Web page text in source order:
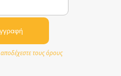
αποδέχεστε τους όρους